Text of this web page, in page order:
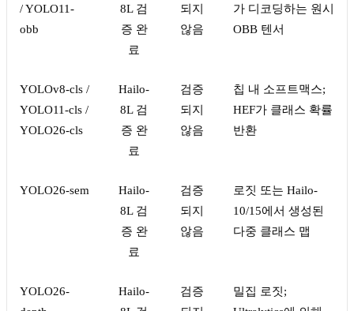
/ YOLO11-
obb
8L 검
증 완
료
되지
않음
가 디코딩하는 원시
OBB 텐서
YOLOv8-cls /
YOLO11-cls /
YOLO26-cls
Hailo-
8L 검
증 완
료
검증
되지
않음
칩 내 소프트맥스;
HEF가 클래스 확률
반환
YOLO26-sem
Hailo-
8L 검
증 완
료
검증
되지
않음
로짓 또는 Hailo-
10/15에서 생성된
다중 클래스 맵
YOLO26-
Hailo-
검증
밀집 로짓;